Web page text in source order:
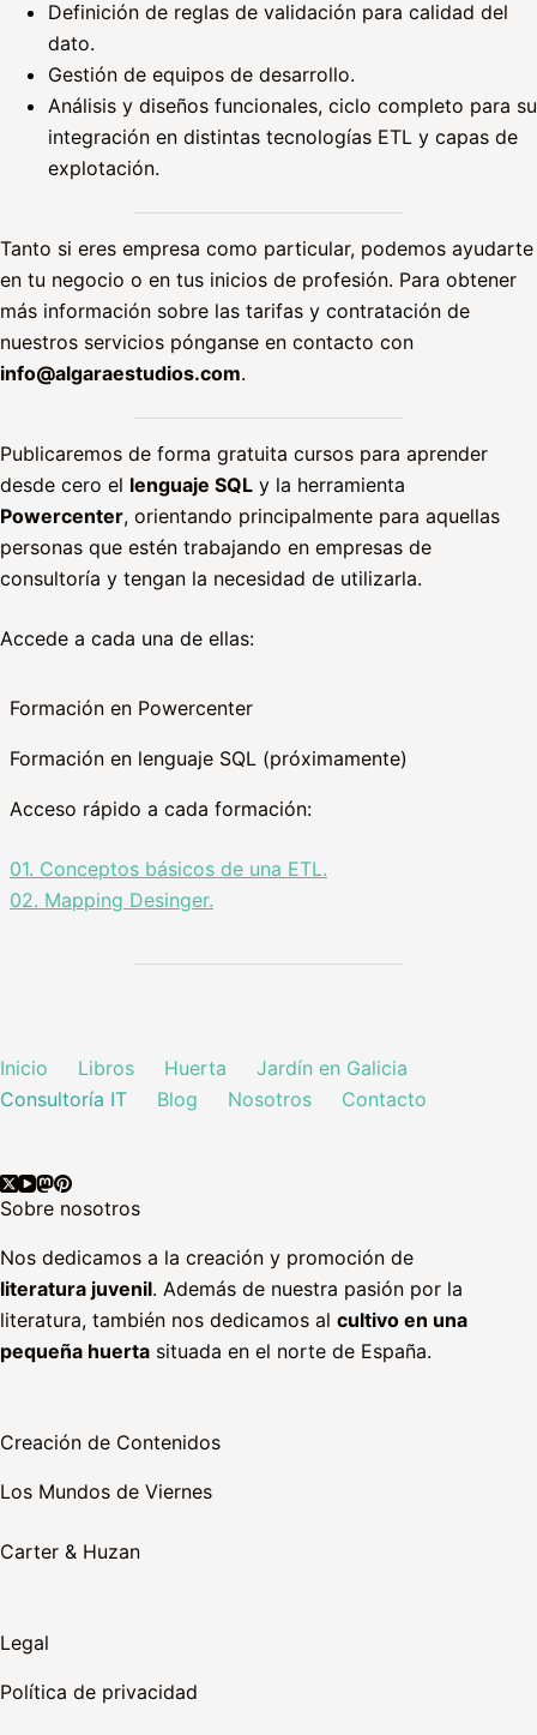
Definición de reglas de validación para calidad del
dato.
Gestión de equipos de desarrollo.
Análisis y diseños funcionales, ciclo completo para su
integración en distintas tecnologías ETL y capas de
explotación.
Tanto si eres empresa como particular, podemos ayudarte
en tu negocio o en tus inicios de profesión. Para obtener
más información sobre las tarifas y contratación de
nuestros servicios pónganse en contacto con
info@algaraestudios.com.
Publicaremos de forma gratuita cursos para aprender
desde cero el lenguaje SQL y la herramienta
Powercenter, orientando principalmente para aquellas
personas que estén trabajando en empresas de
consultoría y tengan la necesidad de utilizarla.
Accede a cada una de ellas:
Formación en Powercenter
Formación en lenguaje SQL (próximamente)
Acceso rápido a cada formación:
01. Conceptos básicos de una ETL.
02. Mapping Desinger.
Inicio Libros Huerta
Jardín en Galicia
Consultoría IT
Blog Nosotros Contacto
Sobre nosotros
Nos dedicamos a la creación y promoción de
literatura juvenil. Además de nuestra pasión por la
literatura, también nos dedicamos al cultivo en una
pequeña huerta situada en el norte de España.
Creación de Contenidos
Los Mundos de Viernes
Carter & Huzan
Legal
Política de privacidad